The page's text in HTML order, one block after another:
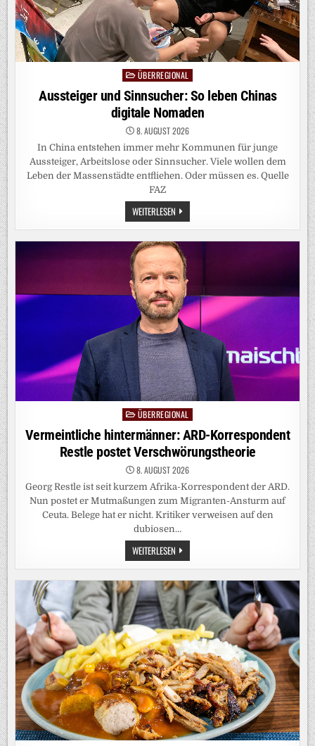
Posted
in
ÜBERREGIONAL
Aussteiger und Sinnsucher: So leben Chinas
digitale Nomaden
8. AUGUST 2026
In China entstehen immer mehr Kommunen für junge
Aussteiger, Arbeitslose oder Sinnsucher. Viele wollen dem
Leben der Massenstädte entfliehen. Oder müssen es. Quelle
FAZ
WEITERLESEN AUSSTEIGER
UND
SINNSUCHER:
LEBEN
CHINAS
DIGITALE
NOMADEN
PostedÜBERREGIONAL
Vermeintliche hintermänner: ARD-Korrespondent
Restle postet Verschwörungstheorie
8. AUGUST 2026
Georg Restle ist seit kurzem Afrika-Korrespondent der ARD.
Nun postet er Mutmaßungen zum Migranten-Ansturm auf
Ceuta. Belege hat er nicht. Kritiker verweisen auf den
dubiosen…
WEITERLESEN VERMEINTLICHE
HINTERMÄNNER:
ARD-
RESTLE
POSTET
VERSCHWÖRUNGSTHEORIE